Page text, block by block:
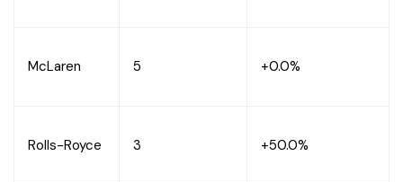
McLaren 5 +0.0%
Rolls-Royce 3 +50.0%